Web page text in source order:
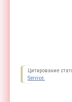
Цитирование
Service.